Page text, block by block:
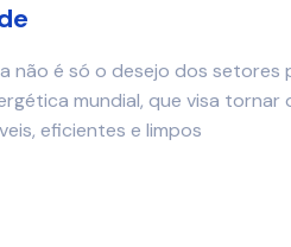
não é só o desejo dos setores
mundial, que visa tornar
eficientes e limpos